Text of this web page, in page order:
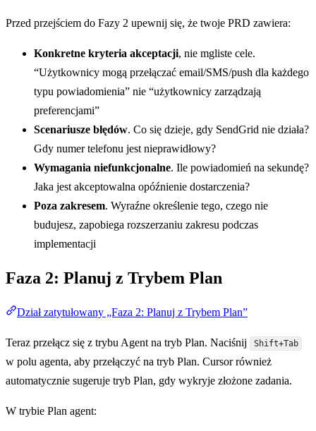
Przed przejściem do Fazy 2 upewnij się, że twoje PRD zawiera:
Konkretne kryteria akceptacji, nie mgliste cele.
“Użytkownicy mogą przełączać email/SMS/push dla każdego
typu powiadomienia” nie “użytkownicy zarządzają
preferencjami”
Scenariusze błędów. Co się dzieje, gdy SendGrid nie działa?
Gdy numer telefonu jest nieprawidłowy?
Wymagania niefunkcjonalne. Ile powiadomień na sekundę?
Jaka jest akceptowalna opóźnienie dostarczenia?
Poza zakresem. Wyraźne określenie tego, czego nie
budujesz, zapobiega rozszerzaniu zakresu podczas
implementacji
Faza 2: Planuj z Trybem Plan
Dział zatytułowany „Faza 2: Planuj z Trybem Plan”
Teraz przełącz się z trybu Agent na tryb Plan. Naciśnij Shift+Tab
w polu agenta, aby przełączyć na tryb Plan. Cursor również
automatycznie sugeruje tryb Plan, gdy wykryje złożone zadania.
W trybie Plan agent: